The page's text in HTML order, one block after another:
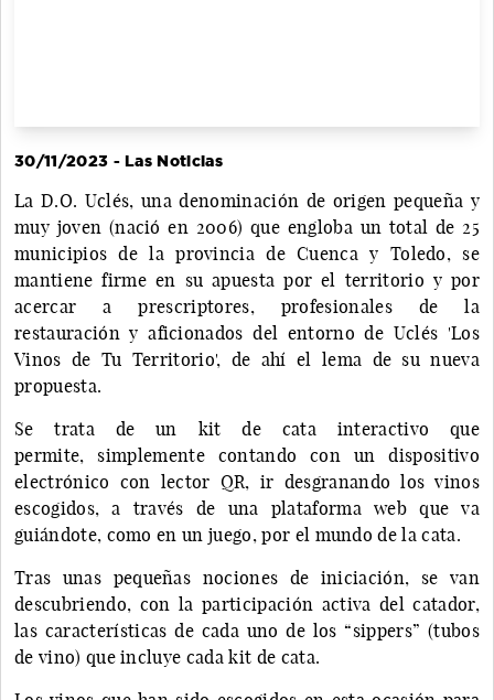
30/11/2023 - Las Noticias
La D.O. Uclés, una denominación de origen pequeña y
muy joven (nació en 2006) que engloba un total de 25
municipios de la provincia de Cuenca y Toledo, se
mantiene firme en su apuesta por el territorio y por
acercar a prescriptores, profesionales de la
restauración y aficionados del entorno de Uclés 'Los
Vinos de Tu Territorio', de ahí el lema de su nueva
propuesta.
Se trata de un kit de cata interactivo que
permite, simplemente contando con un dispositivo
electrónico con lector QR, ir desgranando los vinos
escogidos, a través de una plataforma web que va
guiándote, como en un juego, por el mundo de la cata.
Tras unas pequeñas nociones de iniciación, se van
descubriendo, con la participación activa del catador,
las características de cada uno de los “sippers” (tubos
de vino) que incluye cada kit de cata.